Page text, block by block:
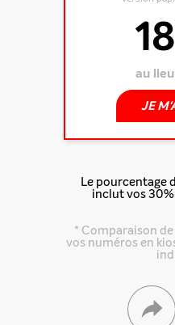
18
au
JE
Le pourcentage
inclut vos
* Comparaison
vos numéros en